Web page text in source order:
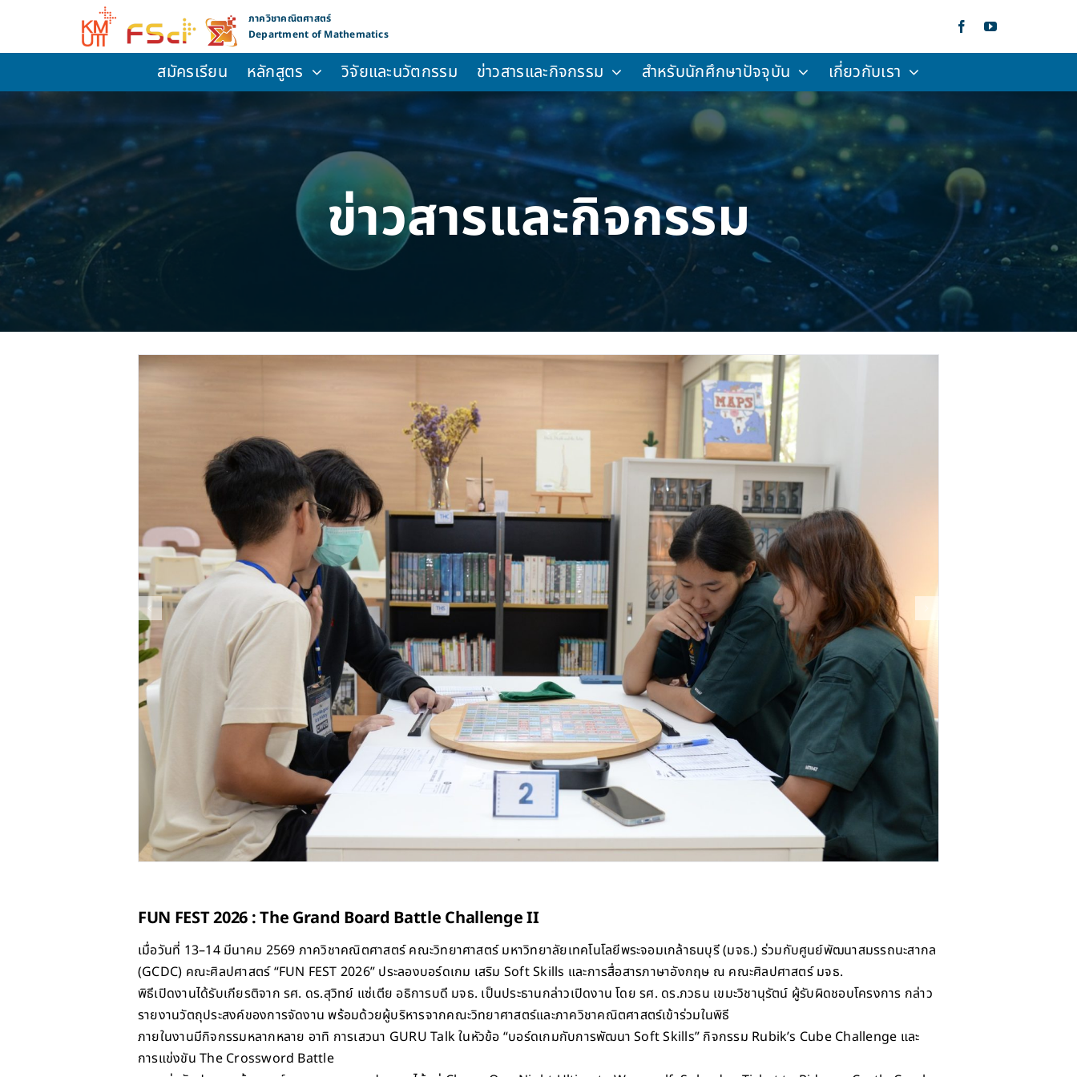
content
ภาควิชาคณิตศาสตร์
Department of Mathematics
สมัครเรียน หลักสูตร วิจัยและนวัตกรรม ข่าวสารและกิจกรรม สำหรับนักศึกษาปัจจุบัน เกี่ยวกับเรา
ข่าวสารและกิจกรรม
FUN FEST 2026 : The Grand Board Battle Challenge II
เมื่อวันที่ 13–14 มีนาคม 2569 ภาควิชาคณิตศาสตร์ คณะวิทยาศาสตร์ มหาวิทยาลัยเทคโนโลยีพระจอมเกล้าธนบุรี (มจธ.) ร่วมกับศูนย์พัฒนาสมรรถนะสากล
(GCDC) คณะศิลปศาสตร์ “FUN FEST 2026” ประลองบอร์ดเกม เสริม Soft Skills และการสื่อสารภาษาอังกฤษ ณ คณะศิลปศาสตร์ มจธ.
พิธีเปิดงานได้รับเกียรติจาก รศ. ดร.สุวิทย์ แซ่เตีย อธิการบดี มจธ. เป็นประธานกล่าวเปิดงาน โดย รศ. ดร.ภวธน เขมะวิชานุรัตน์ ผู้รับผิดชอบโครงการ กล่าว
รายงานวัตถุประสงค์ของการจัดงาน พร้อมด้วยผู้บริหารจากคณะวิทยาศาสตร์และภาควิชาคณิตศาสตร์เข้าร่วมในพิธี
ภายในงานมีกิจกรรมหลากหลาย อาทิ การเสวนา GURU Talk ในหัวข้อ “บอร์ดเกมกับการพัฒนา Soft Skills” กิจกรรม Rubik’s Cube Challenge และ
การแข่งขัน The Crossword Battle